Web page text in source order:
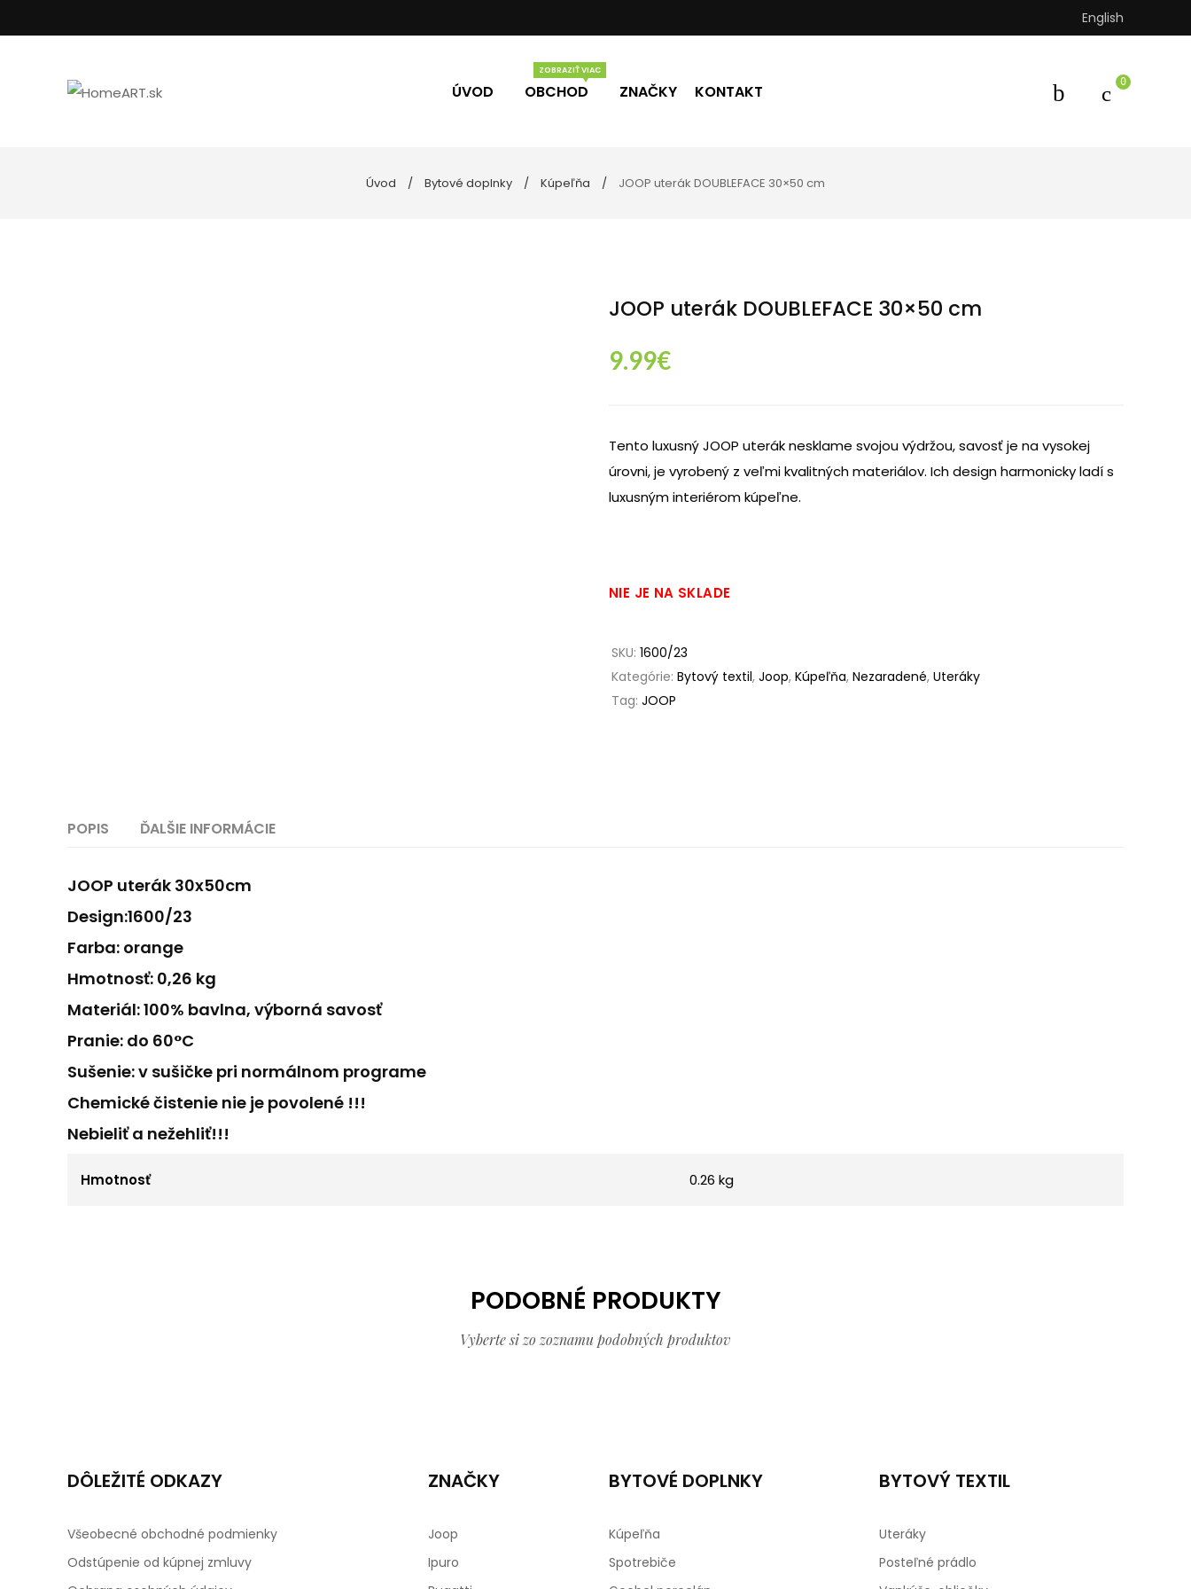
English
ÚVOD OBCHOD
Vône Darčekové poukážky
ZNAČKY KONTAKT
0
Úvod Bytové doplnky Kúpeľňa JOOP uterák DOUBLEFACE 30×50 cm
JOOP uterák DOUBLEFACE 30×50 cm
9.99€
Tento luxusný JOOP uterák nesklame svojou výdržou, savosť je na vysokej
úrovni, je vyrobený z veľmi kvalitných materiálov. Ich design harmonicky ladí s
luxusným interiérom kúpeľne.
NIE JE NA SKLADE
SKU: 1600/23
Kategórie: Bytový textil, Joop, Kúpeľňa, Nezaradené, Uteráky
Tag: JOOP
POPIS ĎALŠIE INFORMÁCIE
JOOP uterák 30x50cm
Design:1600/23
Farba: orange
Hmotnosť: 0,26 kg
Materiál: 100% bavlna, výborná savosť
Pranie: do 60°C
Sušenie: v sušičke pri normálnom programe
Chemické čistenie nie je povolené !!!
Nebieliť a nežehliť!!!
Hmotnosť 0.26 kg
PODOBNÉ PRODUKTY
Vyberte si zo zoznamu podobných produktov
DÔLEŽITÉ ODKAZY
Všeobecné obchodné podmienky
Odstúpenie od kúpnej zmluvy
ZNAČKY
Joop
Ipuro
BYTOVÉ DOPLNKY
Kúpeľňa
Spotrebiče
BYTOVÝ TEXTIL
Uteráky
Posteľné prádlo